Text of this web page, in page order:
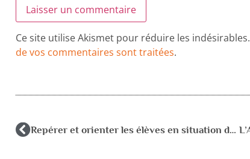
Ce site utilise Akismet pour réduire les indésirables.
de vos commentaires sont traitées.
Repérer et orienter les élèves en situation de souffrance psychique